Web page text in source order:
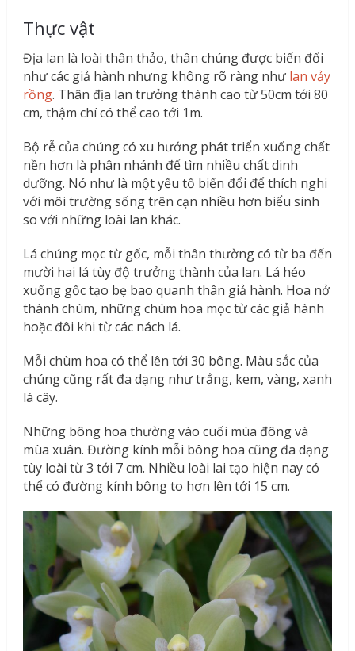
Thực vật
Địa lan là loài thân thảo, thân chúng được biến đổi
như các giả hành nhưng không rõ ràng như lan vảy
rồng. Thân địa lan trưởng thành cao từ 50cm tới 80
cm, thậm chí có thể cao tới 1m.
Bộ rễ của chúng có xu hướng phát triển xuống chất
nền hơn là phân nhánh để tìm nhiều chất dinh
dưỡng. Nó như là một yếu tố biến đổi để thích nghi
với môi trường sống trên cạn nhiều hơn biểu sinh
so với những loài lan khác.
Lá chúng mọc từ gốc, mỗi thân thường có từ ba đến
mười hai lá tùy độ trưởng thành của lan. Lá héo
xuống gốc tạo bẹ bao quanh thân giả hành. Hoa nở
thành chùm, những chùm hoa mọc từ các giả hành
hoặc đôi khi từ các nách lá.
Mỗi chùm hoa có thể lên tới 30 bông. Màu sắc của
chúng cũng rất đa dạng như trắng, kem, vàng, xanh
lá cây.
Những bông hoa thường vào cuối mùa đông và
mùa xuân. Đường kính mỗi bông hoa cũng đa dạng
tùy loài từ 3 tới 7 cm. Nhiều loài lai tạo hiện nay có
thể có đường kính bông to hơn lên tới 15 cm.